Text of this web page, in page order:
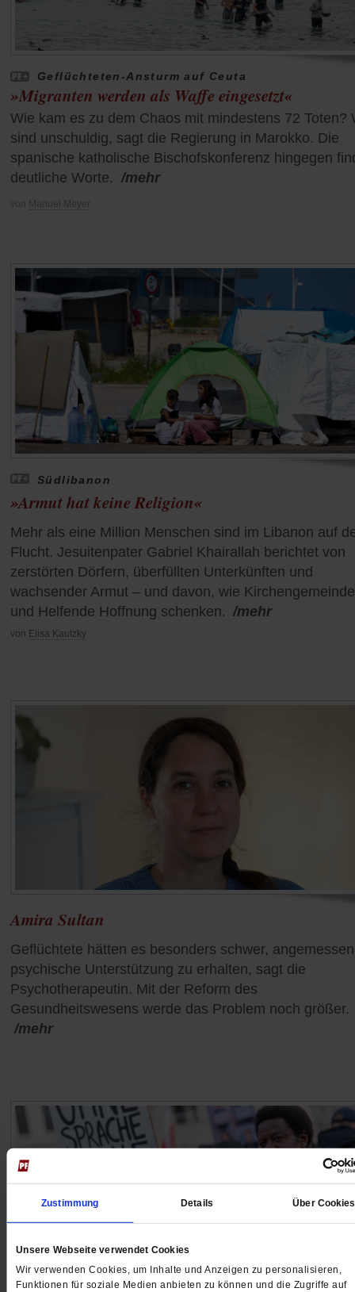
Zustimmung Details Über Cookies
Unsere Webseite verwendet Cookies
Wir verwenden Cookies, um Inhalte und Anzeigen zu personalisieren,
Funktionen für soziale Medien anbieten zu können und die Zugriffe auf
Geflüchteten-Ansturm auf Ceuta
»Migranten werden als Waffe eingesetzt«
Wie kam es zu dem Chaos mit mindestens 72 Toten?
sind unschuldig, sagt die Regierung in Marokko. Die
spanische katholische Bischofskonferenz hingegen
deutliche Worte. /mehr
von Manuel Meyer
Südlibanon
»Armut hat keine Religion«
Mehr als eine Million Menschen sind im Libanon auf
Flucht. Jesuitenpater Gabriel Khairallah berichtet von
zerstörten Dörfern, überfüllten Unterkünften und
wachsender Armut – und davon, wie
und Helfende Hoffnung schenken. /mehr
von Elisa Kautzky
Amira Sultan
Geflüchtete hätten es besonders schwer,
psychische Unterstützung zu erhalten, sagt die
Psychotherapeutin. Mit der Reform des
Gesundheitswesens werde das Problem noch größer.
/mehr